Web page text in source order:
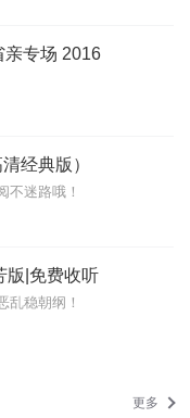
亲专场 2016
经典版）
不迷路哦！
版|免费收听
乱稳朝纲！
更多